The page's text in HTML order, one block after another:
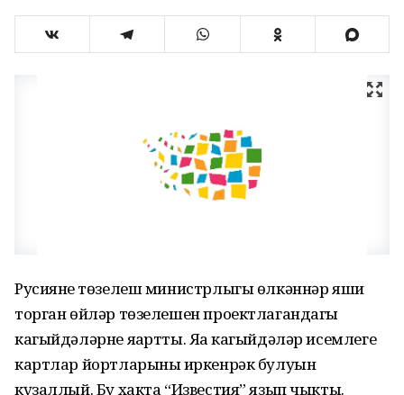
Русиянең төзелеш министрлыгы өлкәннәр яши
торган өйләр төзелешен проектлагандагы
кагыйдәләрне яңартты. Яңа кагыйдәләр исемлеге
картлар йортларының иркенрәк булуын
күзаллый. Бу хакта “Известия” язып чыкты.